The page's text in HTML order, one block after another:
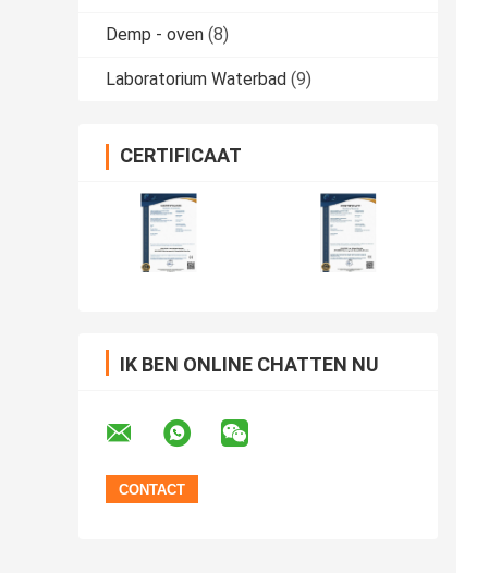
Demp - oven (8)
Laboratorium Waterbad (9)
CERTIFICAAT
IK BEN ONLINE CHATTEN NU